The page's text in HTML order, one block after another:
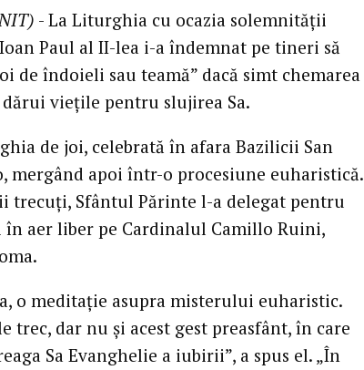
- La Liturghia cu ocazia solemnităţii
Paul al II-lea i-a îndemnat pe tineri să
de îndoieli sau teamă” dacă simt chemarea
vieţile pentru slujirea Sa.
de joi, celebrată în afara Bazilicii San
mergând apoi într-o procesiune euharistică.
trecuţi, Sfântul Părinte l-a delegat pentru
aer liber pe Cardinalul Camillo Ruini,
o meditaţie asupra misterului euharistic.
trec, dar nu şi acest gest preasfânt, în care
Sa Evanghelie a iubirii”, a spus el. „În